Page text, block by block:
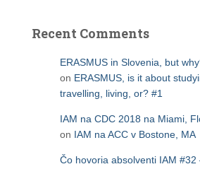
Recent Comments
ERASMUS in Slovenia, but
on ERASMUS, is it about
travelling, living, or? #1
IAM na CDC 2018 na Miami,
on IAM na ACC v Bostone, MA
Čo hovoria absolventi IAM #32